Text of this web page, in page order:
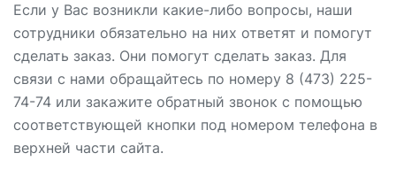
Если у Вас возникли какие-либо вопросы, наши
сотрудники обязательно на них ответят и помогут
сделать заказ. Они помогут сделать заказ. Для
связи с нами обращайтесь по номеру 8 (473) 225-
74-74 или закажите обратный звонок с помощью
соответствующей кнопки под номером телефона в
верхней части сайта.